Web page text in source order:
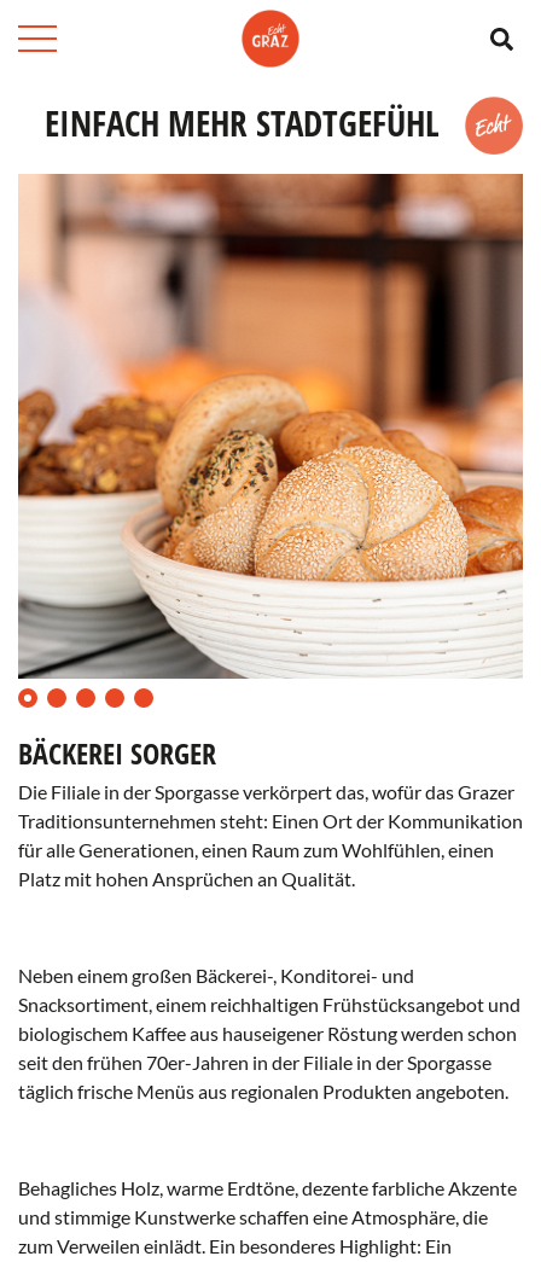
EINFACH MEHR STADTGEFÜHL
0 1 2 3 4
BÄCKEREI SORGER
Die Filiale in der Sporgasse verkörpert das, wofür das Grazer
Traditionsunternehmen steht: Einen Ort der Kommunikation
für alle Generationen, einen Raum zum Wohlfühlen, einen
Platz mit hohen Ansprüchen an Qualität.
Neben einem großen Bäckerei-, Konditorei- und
Snacksortiment, einem reichhaltigen Frühstücksangebot und
biologischem Kaffee aus hauseigener Röstung werden schon
seit den frühen 70er-Jahren in der Filiale in der Sporgasse
täglich frische Menüs aus regionalen Produkten angeboten.
Behagliches Holz, warme Erdtöne, dezente farbliche Akzente
und stimmige Kunstwerke schaffen eine Atmosphäre, die
zum Verweilen einlädt. Ein besonderes Highlight: Ein